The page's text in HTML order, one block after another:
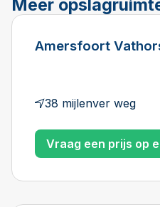
Meer
Amersfoort
38 mijlenver weg
Vraag een prijs op